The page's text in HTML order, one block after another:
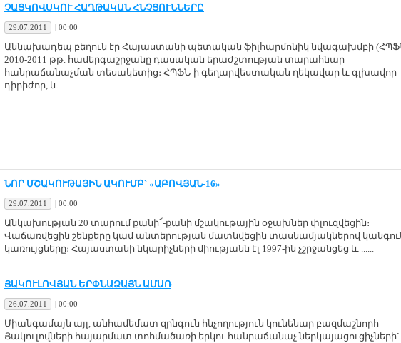
ՉԱՅԿՈՎՍԿՈՒ ՀԱՂԹԱԿԱՆ ՀՆՉՅՈՒՆՆԵՐԸ
29.07.2011 | 00:00
Աննախադեպ բեղուն էր Հայաստանի պետական ֆիլհարմոնիկ նվագախմբի
2010-2011 թթ. համերգաշրջանը դասական երաժշտության տարահնար
հանրաճանաչման տեսակետից։ ՀՊՖՆ-ի գեղարվեստական ղեկավար և գլխավոր
դիրիժոր, և ......
ՆՈՐ ՄՇԱԿՈՒԹԱՅԻՆ ԱԿՈՒՄԲ` «ԱԲՈՎՅԱՆ-16»
29.07.2011 | 00:00
Անկախության 20 տարում քանի՜-քանի մշակութային օջախներ փլուզվեցին։
Վաճառվեցին շենքերը կամ անտերության մատնվեցին տասնամյակներով
կառույցները։ Հայաստանի նկարիչների միությանն էլ 1997-ին չշրջանցեց և ......
ՅԱԿՈՒԼՈՎՅԱՆ ԵՐՓՆԱՁԱՅՆ ԱՄԱՌ
26.07.2011 | 00:00
Միանգամայն այլ, անհամեմատ զրնգուն հնչողություն կունենար բազմաշնորհ
Յակուլովների հայարմատ տոհմածառի երկու հանրաճանաչ ներկայացուցիչների`